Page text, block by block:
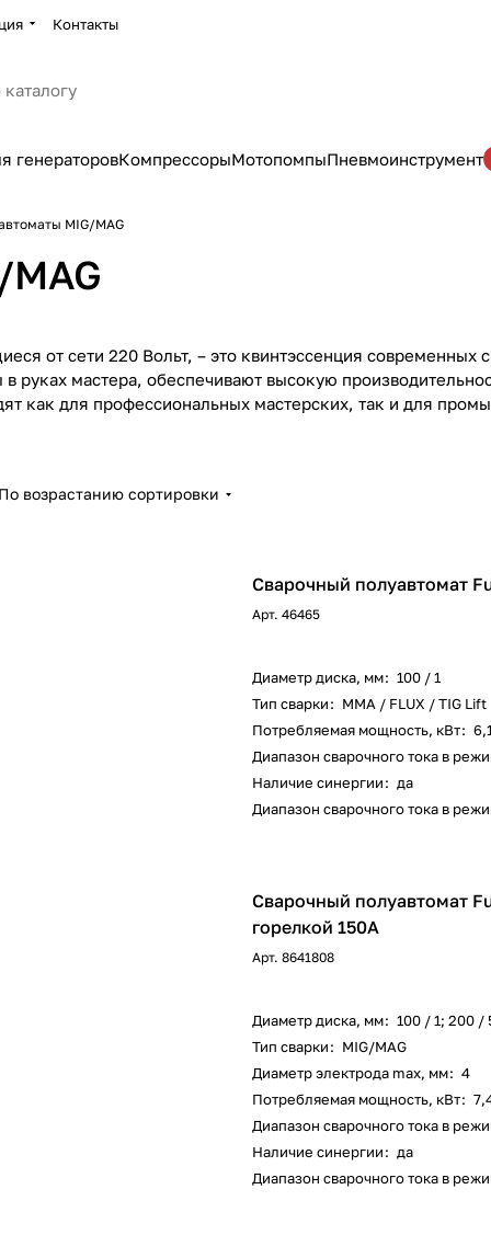
Контакты
генераторовКомпрессорыМотопомпыПневмоинструмент
MIG/MAG
от сети 220 Вольт, – это квинтэссенция современных
руках мастера, обеспечивают высокую
как для профессиональных мастерских, так и для
По возрастанию сортировки
Сварочный полуавтомат
Арт. 46465
Диаметр диска, мм: 100 / 1
Тип сварки: MMA / FLUX / TIG Lift
Потребляемая мощность, кВт: 6,1
Диапазон сварочного тока в
Наличие синергии: да
Диапазон сварочного тока в
Сварочный полуавтомат
горелкой 150А
Арт. 8641808
Диаметр диска, мм: 100 / 1; 200 /
Тип сварки: MIG/MAG
Диаметр электрода max, мм: 4
Потребляемая мощность, кВт:
Диапазон сварочного тока в
Наличие синергии: да
Диапазон сварочного тока в